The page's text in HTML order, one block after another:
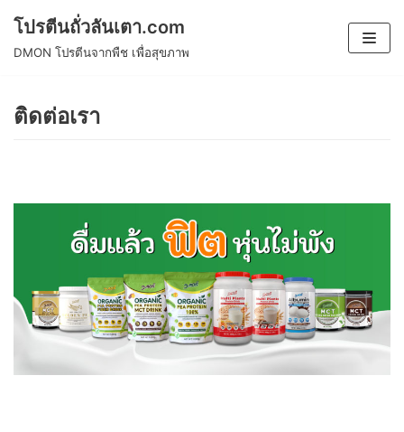
Skip
โปรตีนถั่วลันเตา.com
DMON โปรตีนจากพืช เพื่อสุขภาพ
ติดต่อเรา